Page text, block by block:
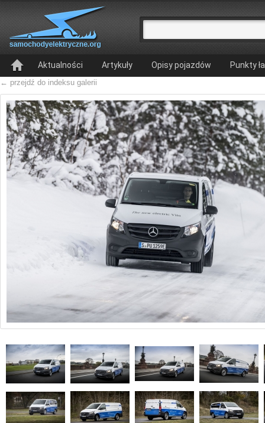
Aktualności Artykuły Opisy pojazdów Punkty
← przejdź do indeksu galerii